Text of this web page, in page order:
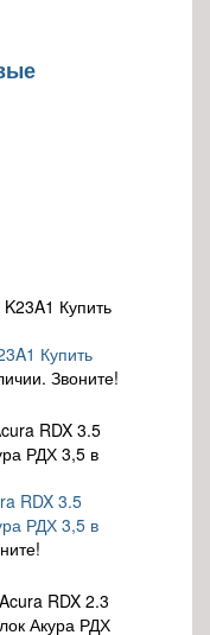
Купить
Звоните!
RDX 3.5
РДХ 3,5 в